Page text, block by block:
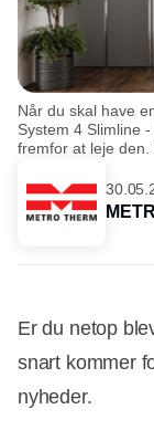
Når du skal have
System 4 Slimline
fremfor at leje den.
Er du netop
snart kommer
nyheder.